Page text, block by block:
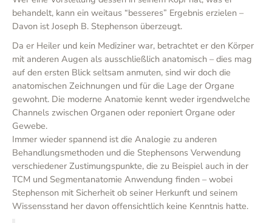
behandelt, kann ein weitaus “besseres” Ergebnis erzielen –
Davon ist Joseph B. Stephenson überzeugt.
Da er Heiler und kein Mediziner war, betrachtet er den Körper
mit anderen Augen als ausschließlich anatomisch – dies mag
auf den ersten Blick seltsam anmuten, sind wir doch die
anatomischen Zeichnungen und für die Lage der Organe
gewohnt. Die moderne Anatomie kennt weder irgendwelche
Channels zwischen Organen oder reponiert Organe oder
Gewebe.
Immer wieder spannend ist die Analogie zu anderen
Behandlungsmethoden und die Stephensons Verwendung
verschiedener Zustimungspunkte, die zu Beispiel auch in der
TCM und Segmentanatomie Anwendung finden – wobei
Stephenson mit Sicherheit ob seiner Herkunft und seinem
Wissensstand her davon offensichtlich keine Kenntnis hatte.